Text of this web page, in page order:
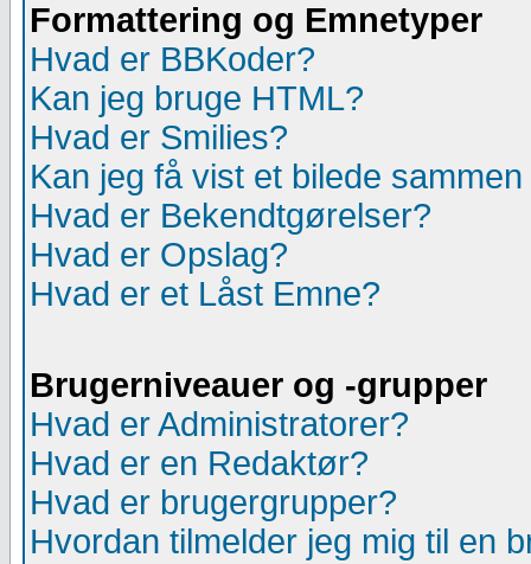
Formattering og Emnetyper
Hvad er BBKoder?
Kan jeg bruge HTML?
Hvad er Smilies?
Kan jeg få vist et bilede
Hvad er Bekendtgørelser?
Hvad er Opslag?
Hvad er et Låst Emne?
Brugerniveauer og -grupper
Hvad er Administratorer?
Hvad er en Redaktør?
Hvad er brugergrupper?
Hvordan tilmelder jeg mig til en